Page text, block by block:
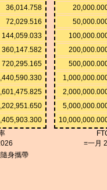
36,014.758
72,029.516
144,059.033
360,147.582
720,295.165
=一月
身攜帶